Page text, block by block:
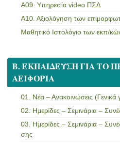
Α09. Υπηρεσία video ΠΣΔ
Α10. Αξιολόγηση των
Μαθητικό Ιστολόγιο των εκπ/
Β. ΕΚΠΑΙΔΕΥΣΗ ΓΙΑ ΤΟ
ΑΕΙΦΟΡΙΑ
01. Νέα – Ανακοινώσεις (Γενικά
02. Ημερίδες – Σεμινάρια –
03. Ημερίδες – Σεμινάρια –
σης